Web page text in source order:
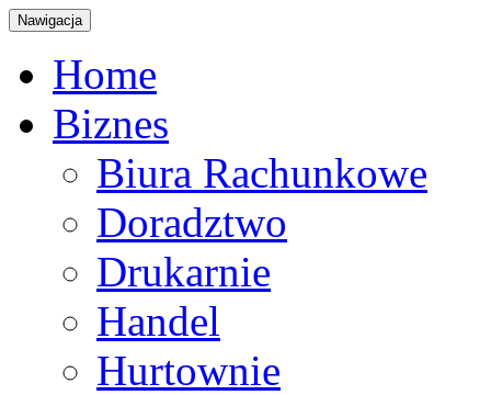
Nawigacja
Home
Biznes
Biura Rachunkowe
Doradztwo
Drukarnie
Handel
Hurtownie